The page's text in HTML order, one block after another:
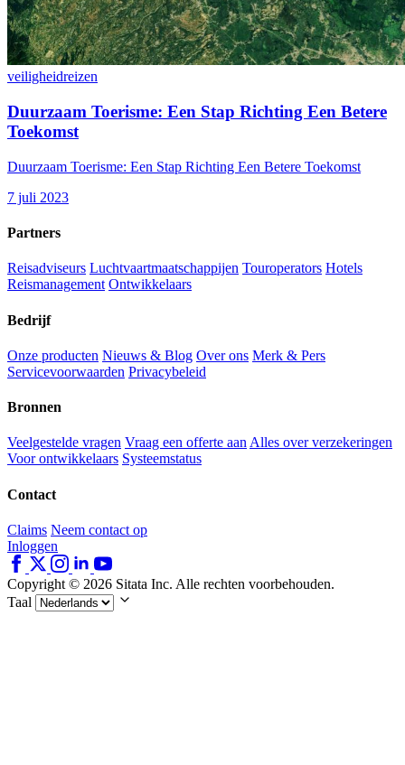
veiligheidreizen
Duurzaam Toerisme: Een Stap Richting Een Betere
Toekomst
Duurzaam Toerisme: Een Stap Richting Een Betere Toekomst
7 juli 2023
Partners
Reisadviseurs Luchtvaartmaatschappijen Touroperators Hotels
Reismanagement Ontwikkelaars
Bedrijf
Onze producten Nieuws & Blog Over ons Merk & Pers
Servicevoorwaarden Privacybeleid
Bronnen
Veelgestelde vragen Vraag een offerte aan Alles over verzekeringen
Voor ontwikkelaars Systeemstatus
Contact
Claims Neem contact op
Inloggen
Copyright © 2026 Sitata Inc. Alle rechten voorbehouden.
Taal